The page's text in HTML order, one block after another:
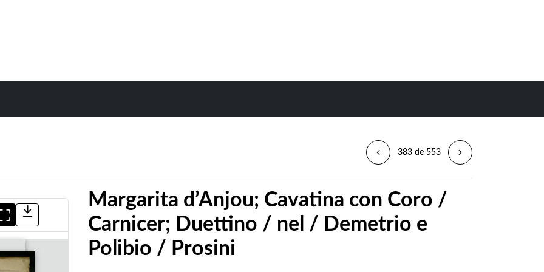
383 de 553
Margarita d’Anjou; Cavatina con Coro /
Carnicer; Duettino / nel / Demetrio e
Polibio / Prosini